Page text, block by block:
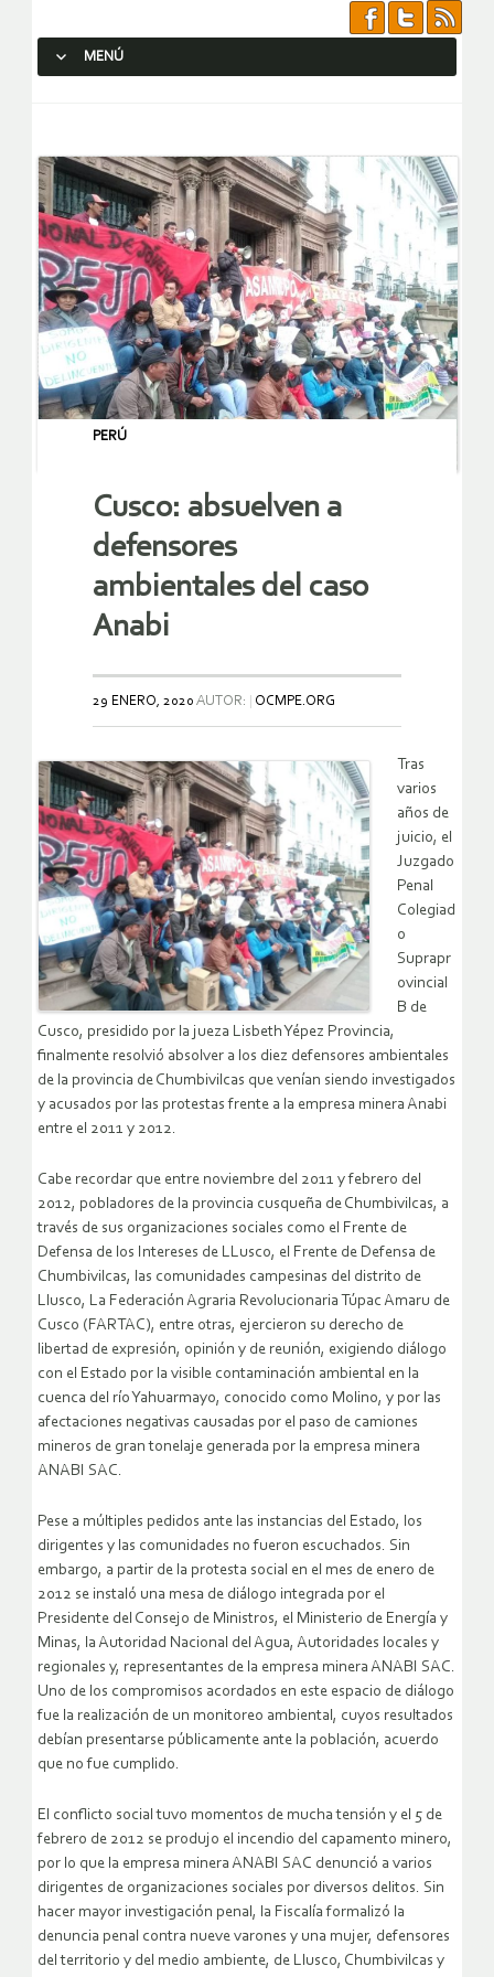
MENÚ
PERÚ
Cusco: absuelven a
defensores
ambientales del caso
Anabi
29 ENERO, 2020 AUTOR: OCMPE.ORG
Tras
varios
años de
juicio, el
Juzgado
Penal
Colegiad
o
Suprapr
ovincial
B de
Cusco, presidido por la jueza Lisbeth Yépez Provincia,
finalmente resolvió absolver a los diez defensores ambientales
de la provincia de Chumbivilcas que venían siendo investigados
y acusados por las protestas frente a la empresa minera Anabi
entre el 2011 y 2012.
Cabe recordar que entre noviembre del 2011 y febrero del
2012, pobladores de la provincia cusqueña de Chumbivilcas, a
través de sus organizaciones sociales como el Frente de
Defensa de los Intereses de LLusco, el Frente de Defensa de
Chumbivilcas, las comunidades campesinas del distrito de
Llusco, La Federación Agraria Revolucionaria Túpac Amaru de
Cusco (FARTAC), entre otras, ejercieron su derecho de
libertad de expresión, opinión y de reunión, exigiendo diálogo
con el Estado por la visible contaminación ambiental en la
cuenca del río Yahuarmayo, conocido como Molino, y por las
afectaciones negativas causadas por el paso de camiones
mineros de gran tonelaje generada por la empresa minera
ANABI SAC.
Pese a múltiples pedidos ante las instancias del Estado, los
dirigentes y las comunidades no fueron escuchados. Sin
embargo, a partir de la protesta social en el mes de enero de
2012 se instaló una mesa de diálogo integrada por el
Presidente del Consejo de Ministros, el Ministerio de Energía y
Minas, la Autoridad Nacional del Agua, Autoridades locales y
regionales y, representantes de la empresa minera ANABI SAC.
Uno de los compromisos acordados en este espacio de diálogo
fue la realización de un monitoreo ambiental, cuyos resultados
debían presentarse públicamente ante la población, acuerdo
que no fue cumplido.
El conflicto social tuvo momentos de mucha tensión y el 5 de
febrero de 2012 se produjo el incendio del capamento minero,
por lo que la empresa minera ANABI SAC denunció a varios
dirigentes de organizaciones sociales por diversos delitos. Sin
hacer mayor investigación penal, la Fiscalía formalizó la
denuncia penal contra nueve varones y una mujer, defensores
del territorio y del medio ambiente, de Llusco, Chumbivilcas y